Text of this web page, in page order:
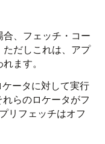
、フェッチ・コー
だしこれは、アプ
ます。
ータに対して実行
らのロケータがフ
リフェッチはオフ